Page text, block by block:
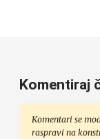
Komentiraj
Komentari se
raspravi na